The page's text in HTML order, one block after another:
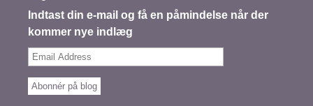
Indtast din e-mail og få en påmindelse når der
kommer nye indlæg
Email
Abonnér på blog